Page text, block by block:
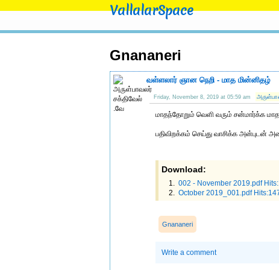
VallalarSpace
Gnananeri
வள்ளலார் ஞான நெறி - மாத மின்னிதழ்
Friday, November 8, 2019 at 05:59 am
மாதந்தோறும் வெளி வரும் சன்மார்க்க
பதிவிறக்கம் செய்து வாசிக்க அன்புடன்
Download:
002 - November 2019.pdf
October 2019_001.pdf
Gnananeri
Write a comment